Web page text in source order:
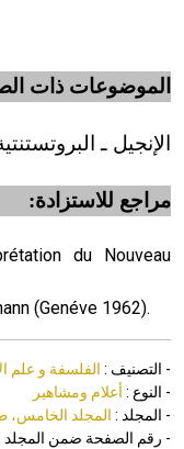
الموضوعات ذات
الإنجيل ـ
مراجع للاستزادة:
du Nouveau
(Genéve 1962).
- التصنيف : الفلسفة و علم
- النوع : أعلام ومشاهير
- المجلد : المجلد الخامس، طبعة
- رقم الصفحة ضمن المجلد